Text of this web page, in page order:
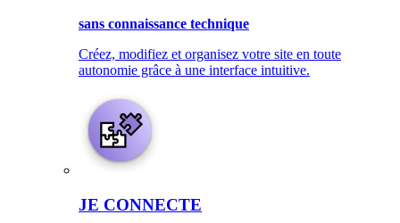
sans connaissance technique
Créez, modifiez et organisez votre site en toute
autonomie grâce à une interface intuitive.
JE CONNECTE